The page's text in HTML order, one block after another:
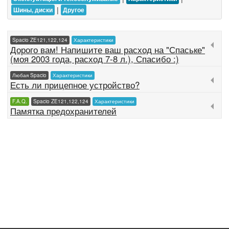
Шины, диски | Другое
Spacio ZE121,122,124 Характеристики
Дорого вам! Напишите ваш расход на "Спаське"
(моя 2003 года, расход 7-8 л.), Спасибо :)
Любая Spacio Характеристики
Есть ли прицепное устройство?
F.A.Q. Spacio ZE121,122,124 Характеристики
Памятка предохранителей